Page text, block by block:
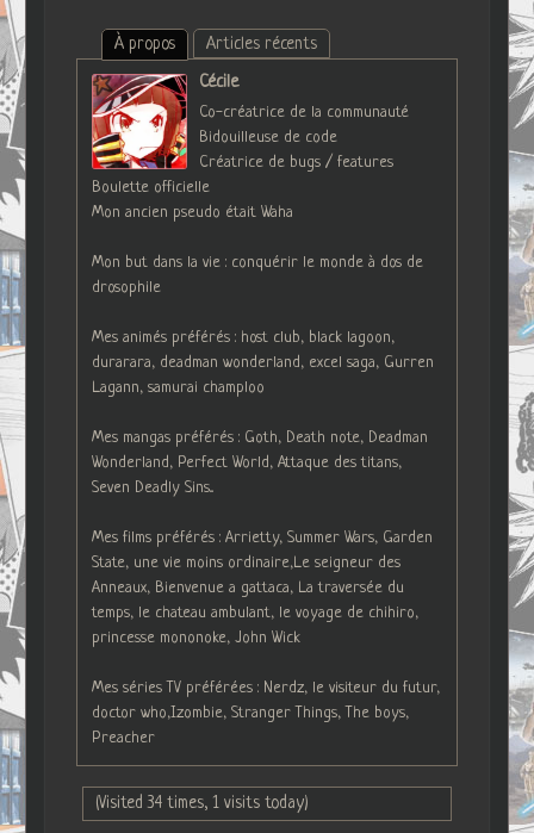
À propos
Articles récents
Cécile
Co-créatrice de la communauté
Bidouilleuse de code
Créatrice de bugs / features
Boulette officielle
Mon ancien pseudo était Waha
Mon but dans la vie : conquérir le monde à dos de
drosophile
Mes animés préférés : host club, black lagoon,
durarara, deadman wonderland, excel saga, Gurren
Lagann, samurai champloo
Mes mangas préférés : Goth, Death note, Deadman
Wonderland, Perfect World, Attaque des titans,
Seven Deadly Sins...
Mes films préférés : Arrietty, Summer Wars, Garden
State, une vie moins ordinaire,Le seigneur des
Anneaux, Bienvenue a gattaca, La traversée du
temps, le chateau ambulant, le voyage de chihiro,
princesse mononoke, John Wick
Mes séries TV préférées : Nerdz, le visiteur du futur,
doctor who,Izombie, Stranger Things, The boys,
Preacher
(Visited 34 times, 1 visits today)